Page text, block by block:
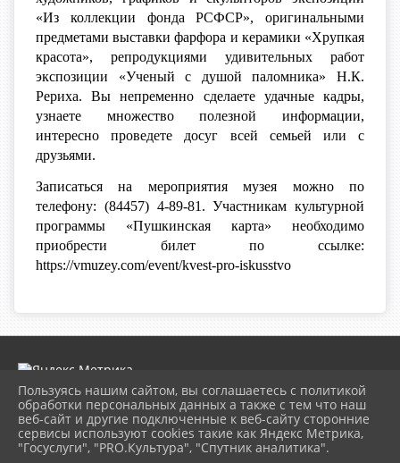
«Из коллекции фонда РСФСР», оригинальными
предметами выставки фарфора и керамики «Хрупкая
красота», репродукциями удивительных работ
экспозиции «Ученый с душой паломника» Н.К.
Рериха.Вы непременно сделаете удачные кадры,
узнаете множество полезной информации,
интересно проведете досуг всей семьей или с
друзьями.
Записаться на мероприятия музея можно по
телефону: (84457) 4-89-81. Участникам культурной
программы «Пушкинская карта» необходимо
приобрести билет по ссылке:
https://vmuzey.com/event/kvest-pro-iskusstvo
2026 г. museumkam.ru
Вход
Карта сайта
Пользуясь нашим сайтом, вы соглашаетесь с политикой
обработки персональных данных а также с тем что наш
веб-сайт и другие подключенные к веб-сайту сторонние
сервисы используют cookies такие как Яндекс Метрика,
"Госуслуги", "PRO.Культура", "Спутник аналитика".